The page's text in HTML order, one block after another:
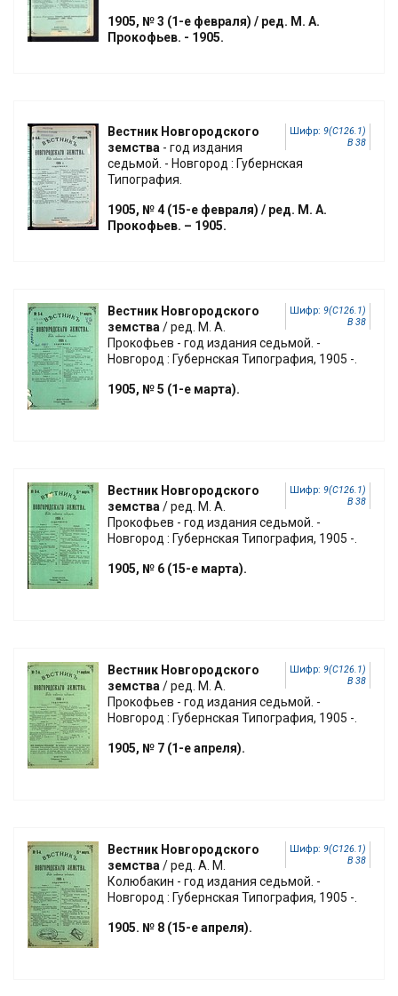
1905, № 3 (1-е февраля) / ред. М. А.
Прокофьев. - 1905.
Шифр: 9(С126.1)
В 38
Вестник Новгородского
земства - год издания
седьмой. - Новгород : Губернская
Типография.
1905, № 4 (15-е февраля) / ред. М. А.
Прокофьев. – 1905.
Шифр: 9(С126.1)
В 38
Вестник Новгородского
земства/ ред. М. А.
Прокофьев - год издания седьмой. -
Новгород : Губернская Типография, 1905 -.
1905, № 5 (1-е марта).
Шифр: 9(С126.1)
В 38
Вестник Новгородского
земства/ ред. М. А.
Прокофьев - год издания седьмой. -
Новгород : Губернская Типография, 1905 -.
1905, № 6 (15-е марта).
Шифр: 9(С126.1)
В 38
Вестник Новгородского
земства/ ред. М. А.
Прокофьев - год издания седьмой. -
Новгород : Губернская Типография, 1905 -.
1905, № 7 (1-е апреля).
Шифр: 9(С126.1)
В 38
Вестник Новгородского
земства/ ред. А. М.
Колюбакин - год издания седьмой. -
Новгород : Губернская Типография, 1905 -.
1905. № 8 (15-е апреля).